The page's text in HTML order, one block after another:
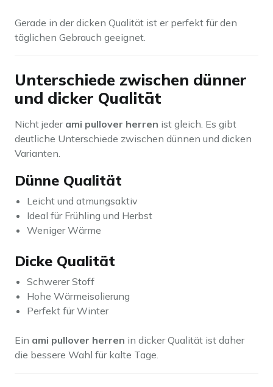
Gerade in der dicken Qualität ist er perfekt für den
täglichen Gebrauch geeignet.
Unterschiede zwischen dünner
und dicker Qualität
Nicht jeder ami pullover herren ist gleich. Es gibt
deutliche Unterschiede zwischen dünnen und dicken
Varianten.
Dünne Qualität
Leicht und atmungsaktiv
Ideal für Frühling und Herbst
Weniger Wärme
Dicke Qualität
Schwerer Stoff
Hohe Wärmeisolierung
Perfekt für Winter
Ein ami pullover herren in dicker Qualität ist daher
die bessere Wahl für kalte Tage.